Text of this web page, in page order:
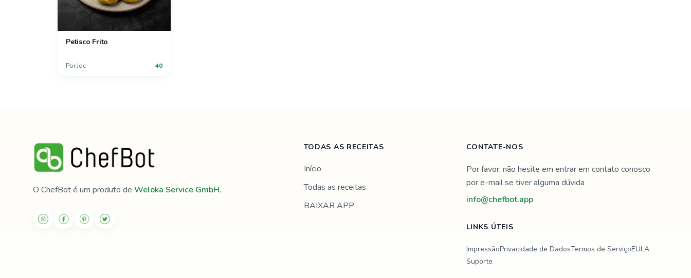
Petisco Frito
PorJoc 40
O ChefBot é um produto de Weloka Service GmbH.
TODAS AS RECEITAS
Início
Todas as receitas
BAIXAR APP
CONTATE-NOS
Por favor, não hesite em entrar em contato conosco
por e-mail se tiver alguma dúvida
info@chefbot.app
LINKS ÚTEIS
ImpressãoPrivacidade de DadosTermos de ServiçoEULA
Suporte